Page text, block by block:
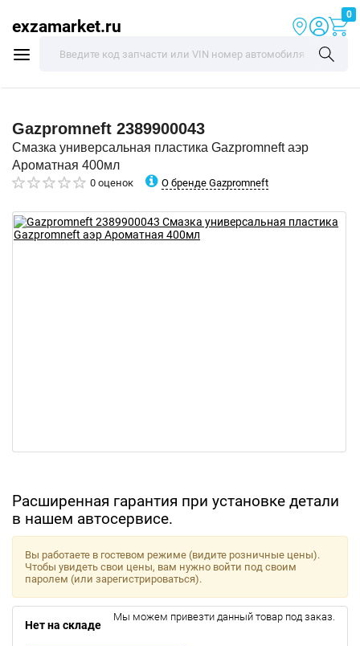
exzamarket.ru
0
Gazpromneft 2389900043
Смазка универсальная пластика Gazpromneft аэр
Ароматная 400мл
0 оценок О бренде Gazpromneft
Расширенная гарантия при установке детали
в нашем автосервисе.
Вы работаете в гостевом режиме (видите розничные цены).
Чтобы увидеть свои цены, вам нужно войти под своим
паролем (или зарегистрироваться).
Нет на складе
Мы можем привезти данный товар под заказ.